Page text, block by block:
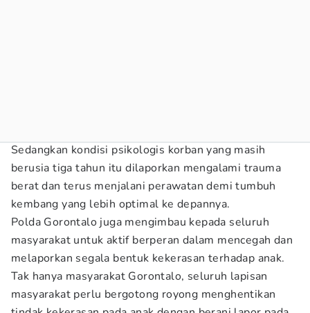
Sedangkan kondisi psikologis korban yang masih
berusia tiga tahun itu dilaporkan mengalami trauma
berat dan terus menjalani perawatan demi tumbuh
kembang yang lebih optimal ke depannya.
Polda Gorontalo juga mengimbau kepada seluruh
masyarakat untuk aktif berperan dalam mencegah dan
melaporkan segala bentuk kekerasan terhadap anak.
Tak hanya masyarakat Gorontalo, seluruh lapisan
masyarakat perlu bergotong royong menghentikan